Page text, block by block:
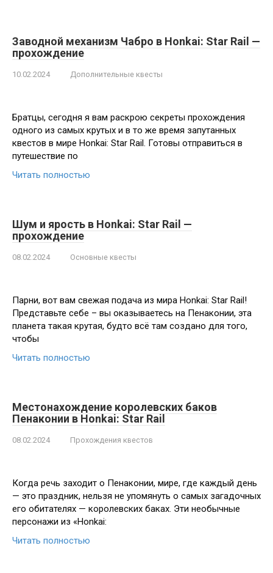
Заводной механизм Чабро в Honkai: Star Rail —
прохождение
10.02.2024 Дополнительные квесты
Братцы, сегодня я вам раскрою секреты прохождения
одного из самых крутых и в то же время запутанных
квестов в мире Honkai: Star Rail. Готовы отправиться в
путешествие по
Читать полностью
Шум и ярость в Honkai: Star Rail —
прохождение
08.02.2024 Основные квесты
Парни, вот вам свежая подача из мира Honkai: Star Rail!
Представьте себе – вы оказываетесь на Пенаконии, эта
планета такая крутая, будто всё там создано для того,
чтобы
Читать полностью
Местонахождение королевских баков
Пенаконии в Honkai: Star Rail
08.02.2024 Прохождения квестов
Когда речь заходит о Пенаконии, мире, где каждый день
— это праздник, нельзя не упомянуть о самых загадочных
его обитателях — королевских баках. Эти необычные
персонажи из «Honkai:
Читать полностью